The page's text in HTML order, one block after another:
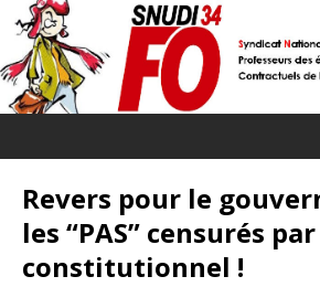
Revers pour le
les “PAS” censurés
constitutionnel !